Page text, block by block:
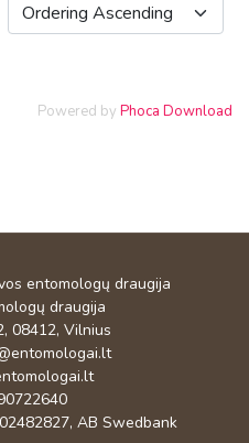
Powered by Phoca Download
entomologų draugija
draugija
08412, Vilnius
AB Swedbank